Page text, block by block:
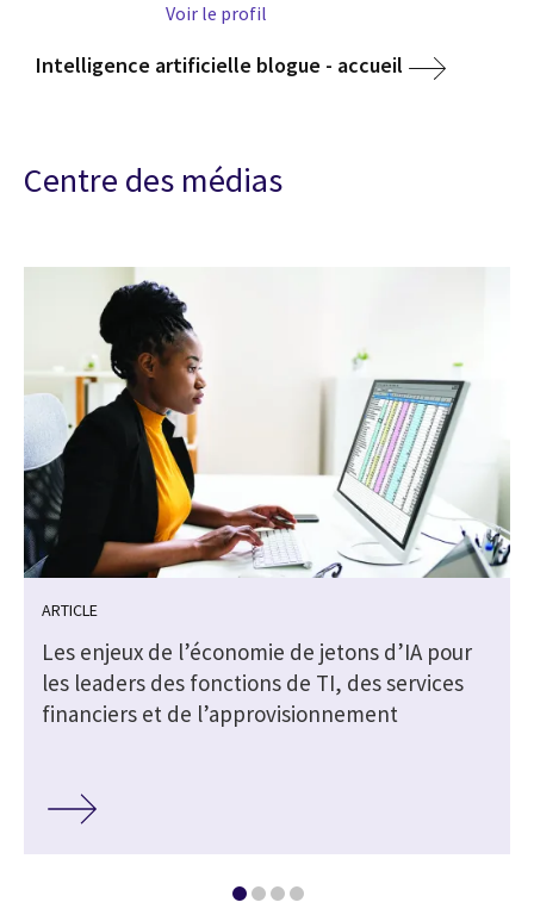
Voir le profil
Intelligence artificielle blogue - accueil
Centre des médias
ARTICLE
Les enjeux de l’économie de jetons d’IA pour
les leaders des fonctions de TI, des services
financiers et de l’approvisionnement